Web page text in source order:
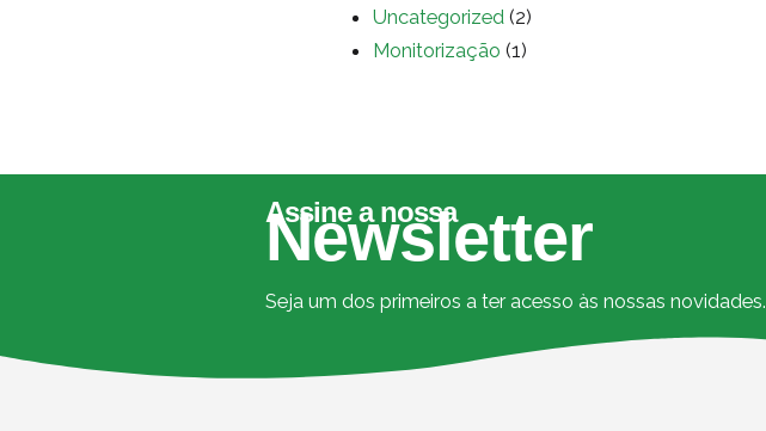
Uncategorized (2)
Monitorização (1)
Assine a nossa
Newsletter
Seja um dos primeiros a ter acesso às nossas novidades.